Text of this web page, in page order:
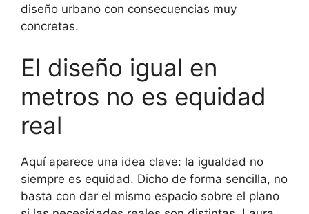
diseño urbano con consecuencias muy
concretas.
El diseño igual en
metros no es equidad
real
Aquí aparece una idea clave: la igualdad no
siempre es equidad. Dicho de forma sencilla, no
basta con dar el mismo espacio sobre el plano